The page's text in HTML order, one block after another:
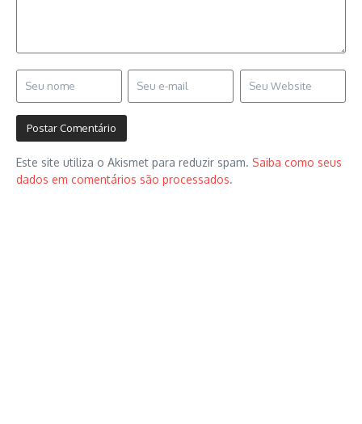
Este site utiliza o Akismet para reduzir spam. Saiba como seus
dados em comentários são processados.